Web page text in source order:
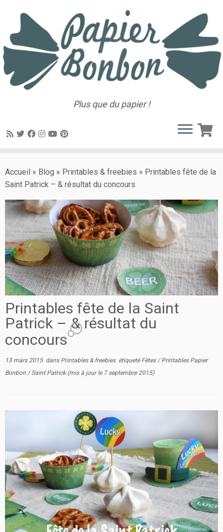
Plus que du papier !
Accueil » Blog » Printables & freebies » Printables fête de la
Saint Patrick – & résultat du concours
Printables fête de la Saint
Patrick – & résultat du
concours
4
13 mars 2015dans Printables & freebies étiqueté Fêtes /Printables Papier
Bonbon /Saint Patrick (mis à jour le 7 septembre 2015)